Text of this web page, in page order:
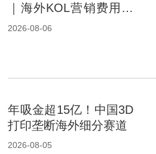
｜海外KOL营销费用组
成及报价影响因素解析
2026-08-06
年吸金超15亿！中国3D
打印垄断海外细分赛道
2026-08-05